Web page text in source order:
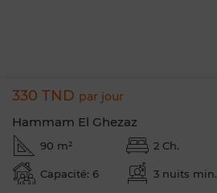
330 TND par jour
Hammam El Ghezaz
90 m² 2 Ch.
Capacité: 6 3 nuits min.